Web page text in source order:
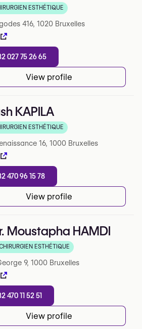
sur 5 sur Google
ESTHÉTIQUE
416, 1020 Bruxelles
027 75 26 65
View profile
KAPILA
sur 5 sur Google
ESTHÉTIQUE
16, 1000 Bruxelles
470 96 15 78
View profile
Moustapha HAMDI
sur 5 sur Google
ESTHÉTIQUE
9, 1000 Bruxelles
470 11 52 51
View profile